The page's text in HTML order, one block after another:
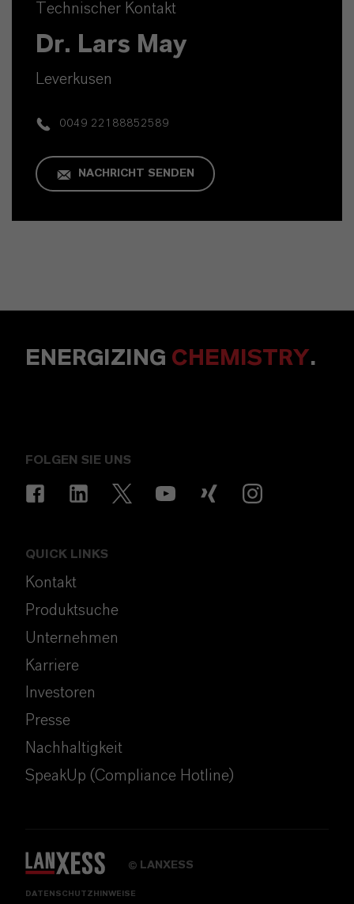
Technischer Kontakt
Dr. Lars May
Leverkusen
0049 22188852589
NACHRICHT SENDEN
ENERGIZING CHEMISTRY.
FOLGEN SIE UNS
QUICK LINKS
Kontakt
Produktsuche
Unternehmen
Karriere
Investoren
Presse
Nachhaltigkeit
SpeakUp (Compliance Hotline)
© LANXESS
DATENSCHUTZHINWEISE